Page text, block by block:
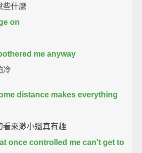
些什麼
on
me anyway
冷
distance makes everything
看來渺小還真有趣
once controlled me can't get to